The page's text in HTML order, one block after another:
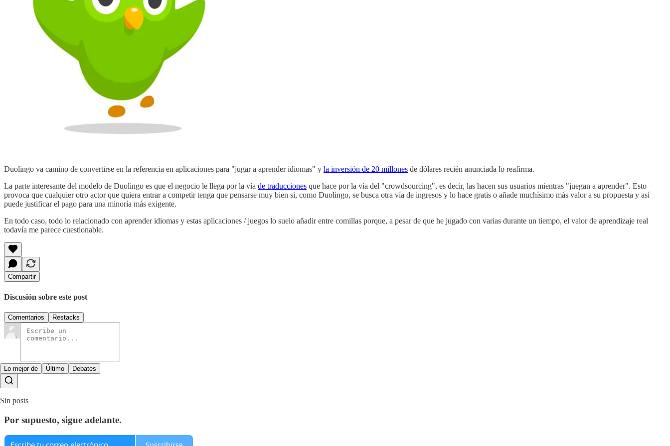
Duolingo va camino de convertirse en la referencia en aplicaciones para "jugar a aprender idiomas" y la inversión de 20 millones de dólares recién anunciada lo reafirma.
La parte interesante del modelo de Duolingo es que el negocio le llega por la vía de traducciones que hace por la vía del "crowdsourcing", es decir, las hacen sus usuarios mientras "juegan a aprender". Esto
provoca que cualquier otro actor que quiera entrar a competir tenga que pensarse muy bien si, como Duolingo, se busca otra vía de ingresos y lo hace gratis o añade muchísimo más valor a su propuesta y así
puede justificar el pago para una minoría más exigente.
En todo caso, todo lo relacionado con aprender idiomas y estas aplicaciones / juegos lo suelo añadir entre comillas porque, a pesar de que he jugado con varias durante un tiempo, el valor de aprendizaje real
todavía me parece cuestionable.
Compartir
Discusión sobre este post
Comentarios Restacks
Lo mejor de Último Debates
Sin posts
Por supuesto, sigue adelante.